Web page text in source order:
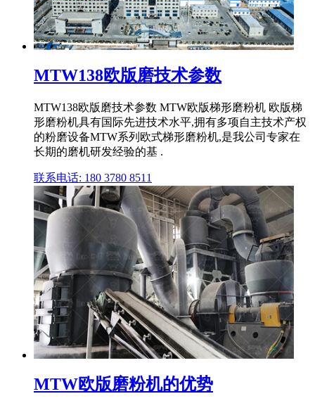
MTW138欧版磨技术参数
MTW138欧版磨技术参数 MTW欧版梯形磨粉机 欧版梯
形磨粉机具有国际先进技术水平,拥有多项自主技术产权
的粉磨设备MTW系列欧式梯形磨粉机,是我公司专家在
长期的磨机研发经验的基 .
联系电话: 180 3780 8511
MTW欧版磨粉机的优势